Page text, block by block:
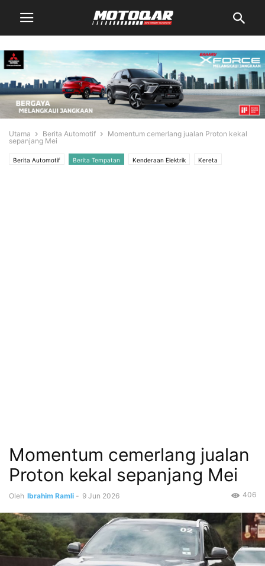
Utama Berita Automotif
Momentum cemerlang jualan Proton kekal
sepanjang Mei
Berita Automotif Berita Tempatan Kenderaan Elektrik Kereta
Momentum cemerlang jualan
Proton kekal sepanjang Mei
Oleh Ibrahim Ramli - 9 Jun 2026 406